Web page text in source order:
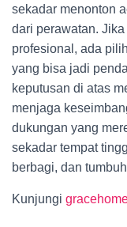
sekadar menonton
dari perawatan.
profesional, ada
yang bisa jadi
keputusan di atas
menjaga
dukungan yang
sekadar tempat
berbagi, dan
Kunjungi